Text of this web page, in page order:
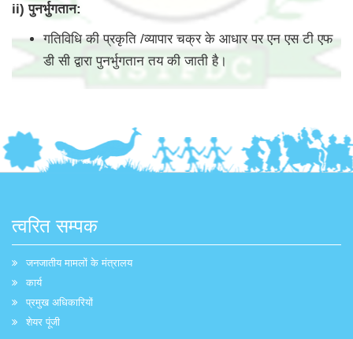
ii) पुनर्भुगतान:
गतिविधि की प्रकृति /व्यापार चक्र के आधार पर एन एस टी एफ
डी सी द्वारा पुनर्भुगतान तय की जाती है।
त्वरित सम्पक
जनजातीय मामलों के मंत्रालय
कार्य
प्रमुख अधिकारियों
शेयर पूंजी